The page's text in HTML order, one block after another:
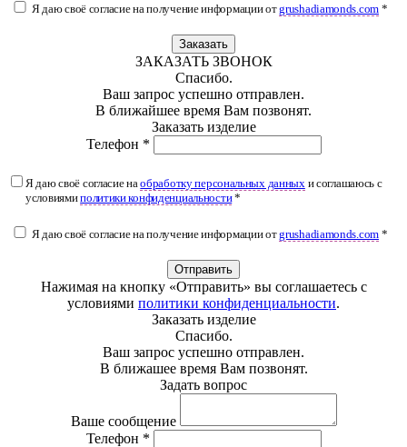
Я даю своё согласие на получение информации отgrushadiamonds.com *
Заказать
ЗАКАЗАТЬ ЗВОНОК
Спасибо.
Ваш запрос успешно отправлен.
В ближайшее время Вам позвонят.
Заказать изделие
Телефон *
Я даю своё согласие наобработку персональных данных и соглашаюсь с
условиямиполитики конфиденциальности*
Я даю своё согласие на получение информации отgrushadiamonds.com *
Отправить
Нажимая на кнопку «Отправить» вы соглашаетесь с
условиями политики конфиденциальности.
Заказать изделие
Спасибо.
Ваш запрос успешно отправлен.
В ближашее время Вам позвонят.
Задать вопрос
Ваше сообщение
Телефон *